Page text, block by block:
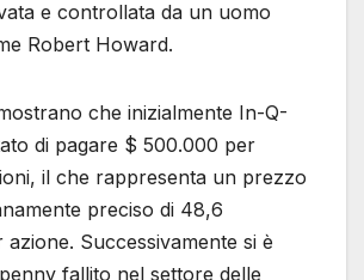
e controllata da un uomo
Robert Howard.
che inizialmente In-Q-
di pagare $ 500.000 per
il che rappresenta un prezzo
preciso di 48,6
azione. Successivamente si è
fallito nel settore delle